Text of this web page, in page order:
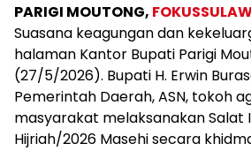
PARIGI MOUTONG,
Suasana keagungan dan
halaman Kantor Bupati Parigi
(27/5/2026). Bupati H. Erwin
Pemerintah Daerah, ASN, tokoh
masyarakat melaksanakan Salat
Hijriah/2026 Masehi secara